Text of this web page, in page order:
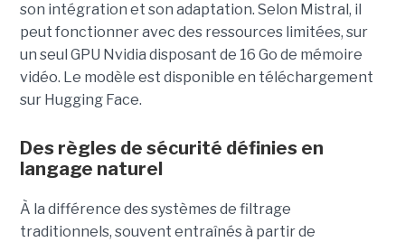
son intégration et son adaptation. Selon Mistral, il
peut fonctionner avec des ressources limitées, sur
un seul GPU Nvidia disposant de 16 Go de mémoire
vidéo. Le modèle est disponible en téléchargement
sur Hugging Face.
Des règles de sécurité définies en
langage naturel
À la différence des systèmes de filtrage
traditionnels, souvent entraînés à partir de